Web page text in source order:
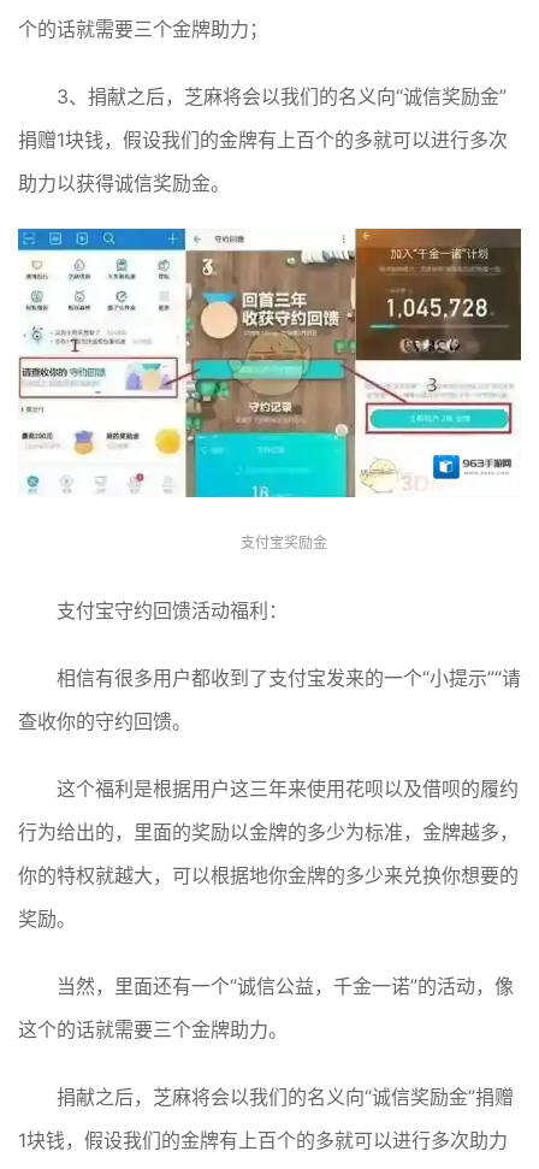
个的话就需要三个金牌助力；
3、捐献之后，芝麻将会以我们的名义向“诚信奖励金”
捐赠1块钱，假设我们的金牌有上百个的多就可以进行多次
助力以获得诚信奖励金。
支付宝奖励金
支付宝守约回馈活动福利：
相信有很多用户都收到了支付宝发来的一个“小提示”“请
查收你的守约回馈。
这个福利是根据用户这三年来使用花呗以及借呗的履约
行为给出的，里面的奖励以金牌的多少为标准，金牌越多，
你的特权就越大，可以根据地你金牌的多少来兑换你想要的
奖励。
当然，里面还有一个“诚信公益，千金一诺”的活动，像
这个的话就需要三个金牌助力。
捐献之后，芝麻将会以我们的名义向“诚信奖励金”捐赠
1块钱，假设我们的金牌有上百个的多就可以进行多次助力